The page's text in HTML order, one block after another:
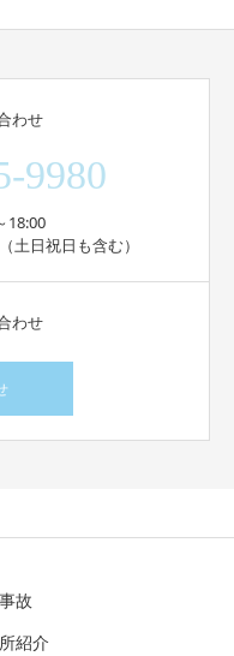
わせ
9980
日祝日も含む）
わせ
故
紹介